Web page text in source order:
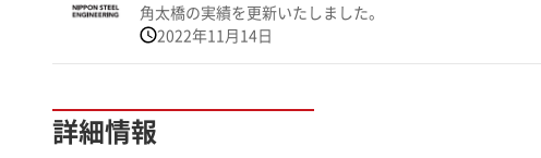
角太橋の実績を更新いたしました。
2022年11月14日
詳細情報